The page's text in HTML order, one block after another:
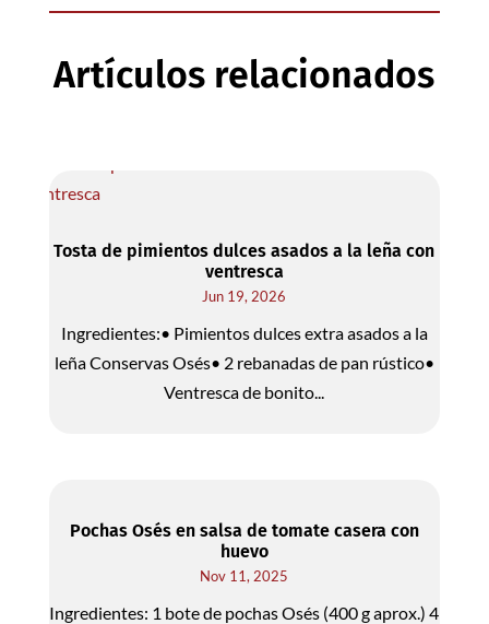
Artículos relacionados
Tosta de pimientos dulces asados a la leña con
ventresca
Jun 19, 2026
Ingredientes:• Pimientos dulces extra asados a la
leña Conservas Osés• 2 rebanadas de pan rústico•
Ventresca de bonito...
Pochas Osés en salsa de tomate casera con
huevo
Nov 11, 2025
Ingredientes: 1 bote de pochas Osés (400 g aprox.) 4